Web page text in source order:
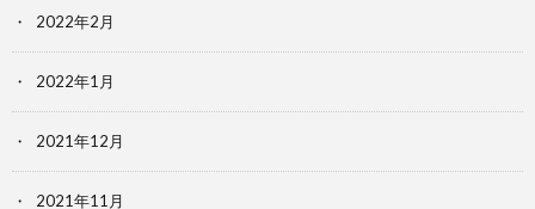
2022年2月
2022年1月
2021年12月
2021年11月